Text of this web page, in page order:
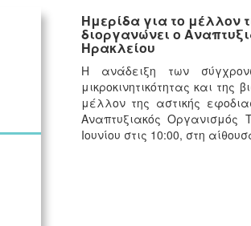
Ημερίδα για το μέλλον
διοργανώνει ο
Ηρακλείου
Η ανάδειξη των
μικροκινητικότητας και της
μέλλον της αστικής
Αναπτυξιακός Οργανισμός
Ιουνίου στις 10:00, στη